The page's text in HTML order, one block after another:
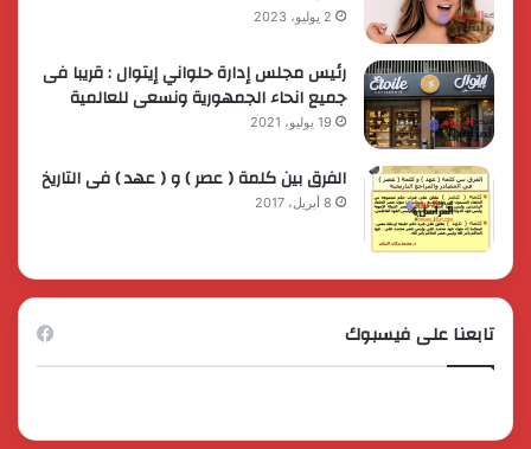
2 يوليو، 2023
رئيس مجلس إدارة حلواني إيتوال : قريبا فى
جميع انحاء الجمهورية ونسعى للعالمية
19 يوليو، 2021
الفرق بين كلمة ( عصر ) و ( عهد ) فى التاريخ
8 أبريل، 2017
تابعنا على فيسبوك